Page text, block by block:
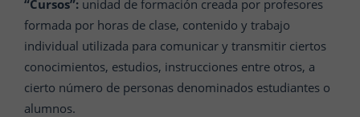
“Cursos”: unidad de formación creada por profesores
formada por horas de clase, contenido y trabajo
individual utilizada para comunicar y transmitir ciertos
conocimientos, estudios, instrucciones entre otros, a
cierto número de personas denominados estudiantes o
alumnos.